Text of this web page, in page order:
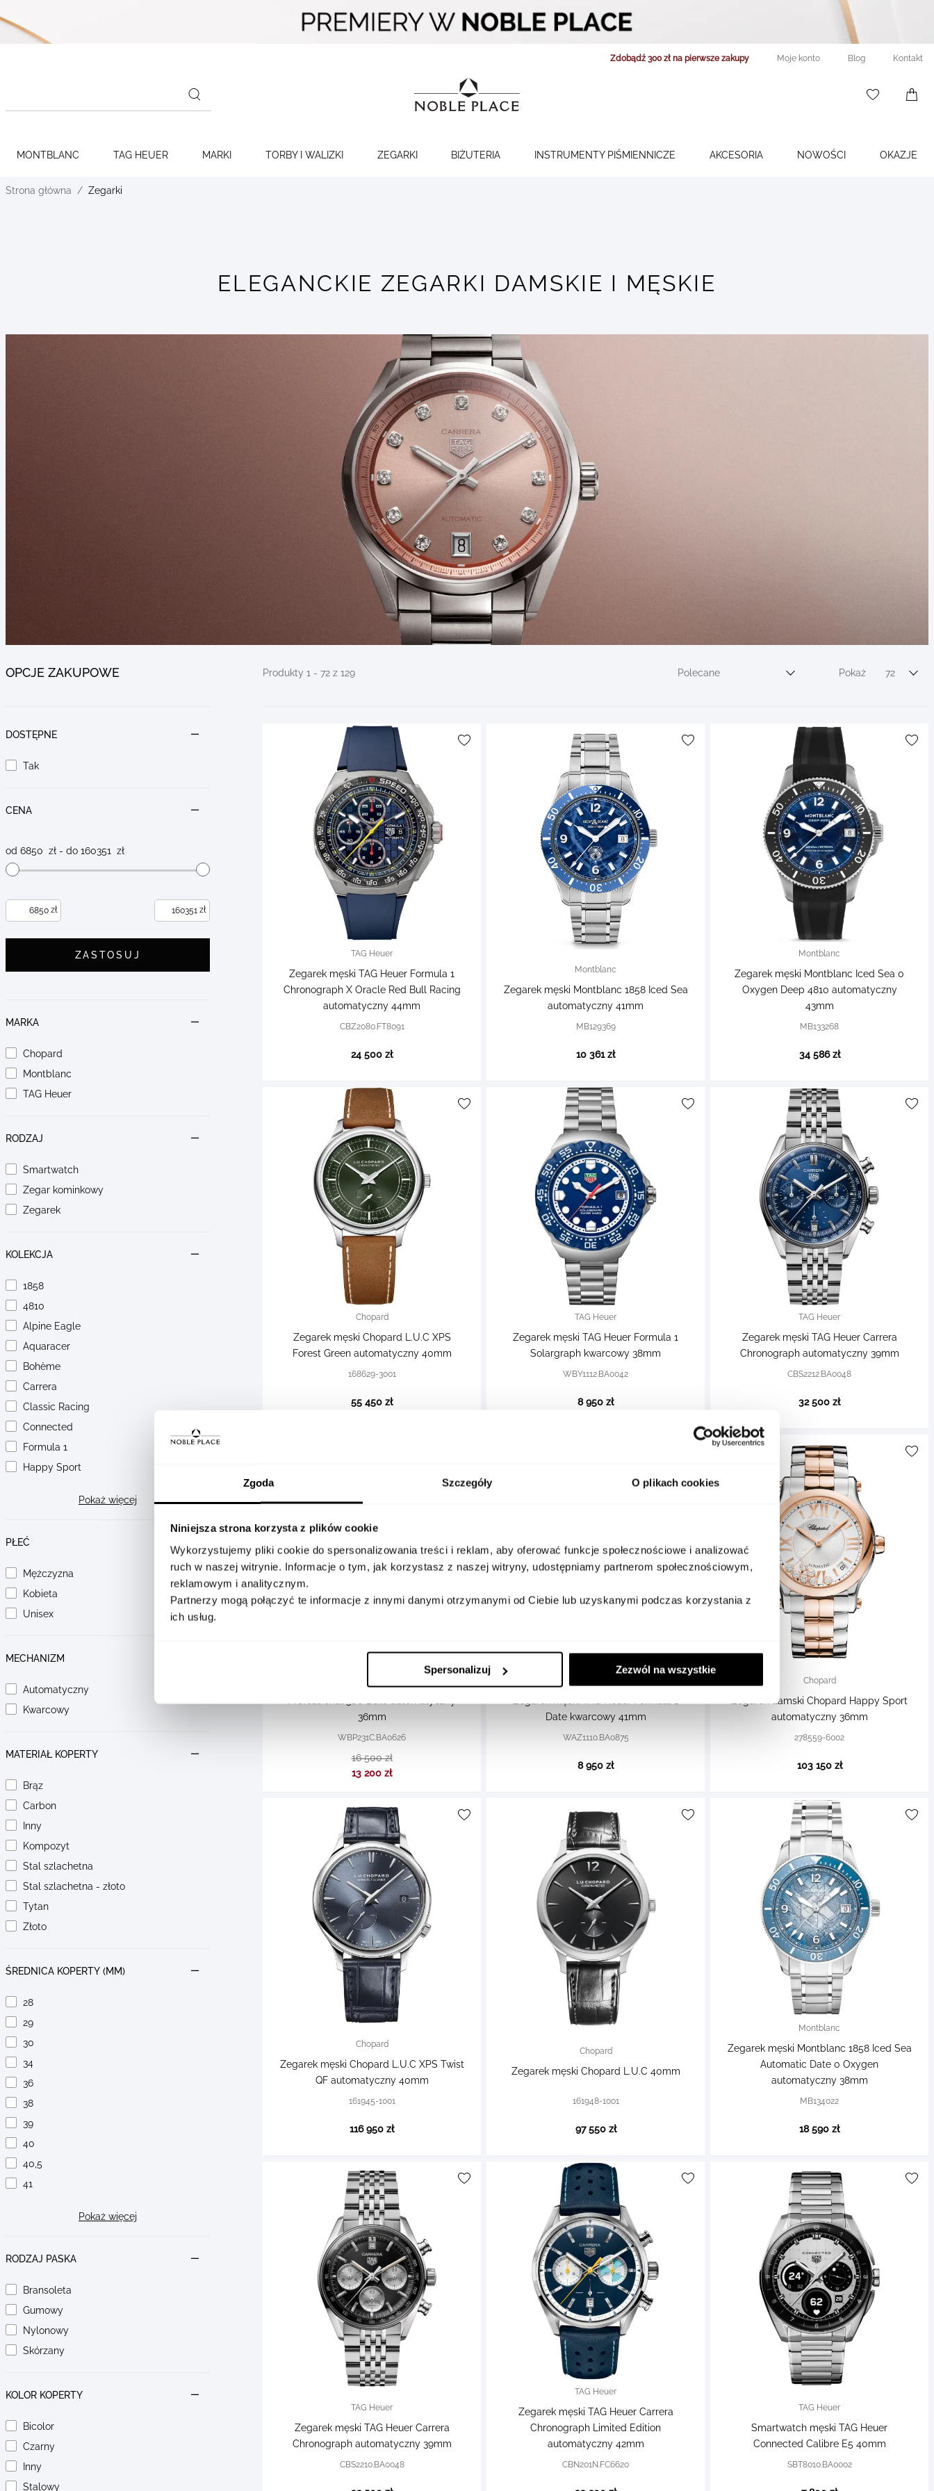
Zgoda Szczegóły O plikach cookies
Niniejsza strona korzysta z plików cookie
Wykorzystujemy pliki cookie do spersonalizowania treści i reklam, aby oferować funkcje społecznościowe i analizować
ruch w naszej witrynie. Informacje o tym, jak korzystasz z naszej witryny, udostępniamy partnerom społecznościowym,
reklamowym i analitycznym.
Partnerzy mogą połączyć te informacje z innymi danymi otrzymanymi od Ciebie lub uzyskanymi podczas korzystania z
ich usług.
Spersonalizuj Zezwól na wszystkie
content
Zdobądź 300 zł na pierwsze zakupy Moje konto Blog Kontakt
MONTBLANC TAG HEUER MARKI TORBY I WALIZKI ZEGARKI BIŻUTERIA INSTRUMENTY PIŚMIENNICZE AKCESORIA NOWOŚCI OKAZJE
Strona główna Zegarki
ELEGANCKIE ZEGARKI DAMSKIE I MĘSKIE
Sortuj wg
Polecane
Produkty 1 - 72 z 129 Pokaż 72
Go to
TAG Heuer
Zegarek męski TAG Heuer Formula 1
Chronograph X Oracle Red Bull Racing
automatyczny 44mm
CBZ2080.FT8091
24 500 zł
Montblanc
Zegarek męski Montblanc 1858 Iced Sea
automatyczny 41mm
MB129369
10 361 zł
Montblanc
Zegarek męski Montblanc Iced Sea 0
Oxygen Deep 4810 automatyczny
43mm
MB133268
34 586 zł
Chopard
Zegarek męski Chopard L.U.C XPS
Forest Green automatyczny 40mm
168629-3001
55 450 zł
TAG Heuer
Zegarek męski TAG Heuer Formula 1
Solargraph kwarcowy 38mm
WBY1112.BA0042
8 950 zł
TAG Heuer
Zegarek męski TAG Heuer Carrera
Chronograph automatyczny 39mm
CBS2212.BA0048
32 500 zł
Zegarek damski TAG Heuer Aquaracer
36mm
WBP231C.BA0626
16 500 zł
13 200 zł
Date kwarcowy 41mm
WAZ1110.BA0875
8 950 zł
Chopard
Zegarek damski Chopard Happy Sport
automatyczny 36mm
278559-6002
103 150 zł
Chopard
Zegarek męski Chopard L.U.C XPS Twist
QF automatyczny 40mm
161945-1001
116 950 zł
Chopard
Zegarek męski Chopard L.U.C 40mm
161948-1001
97 550 zł
Montblanc
Zegarek męski Montblanc 1858 Iced Sea
Automatic Date 0 Oxygen
automatyczny 38mm
MB134022
18 590 zł
TAG Heuer
Zegarek męski TAG Heuer Carrera
Chronograph automatyczny 39mm
CBS2210.BA0048
TAG Heuer
Zegarek męski TAG Heuer Carrera
Chronograph Limited Edition
automatyczny 42mm
CBN201N.FC6620
TAG Heuer
Smartwatch męski TAG Heuer
Connected Calibre E5 40mm
SBT8010.BA0002
Go to
OPCJE ZAKUPOWE
DOSTĘPNE
Tak
CENA
od 6850 zł - do 160351 zł
Minimum
zł
Maksymalna
zł
ZASTOSUJ
MARKA
Chopard
Montblanc
TAG Heuer
RODZAJ
Smartwatch
Zegar kominkowy
Zegarek
KOLEKCJA
1858
4810
Alpine Eagle
Aquaracer
Bohème
Carrera
Classic Racing
Connected
Formula 1
Happy Sport
Pokaż więcej
PŁEĆ
Mężczyzna
Kobieta
Unisex
MECHANIZM
Automatyczny
Kwarcowy
MATERIAŁ KOPERTY
Brąz
Carbon
Inny
Kompozyt
Stal szlachetna
Stal szlachetna - złoto
Tytan
Złoto
ŚREDNICA KOPERTY (MM)
28
29
30
34
36
38
39
40
40,5
41
Pokaż więcej
RODZAJ PASKA
Bransoleta
Gumowy
Nylonowy
Skórzany
KOLOR KOPERTY
Bicolor
Czarny
Inny
Stalowy
Go to